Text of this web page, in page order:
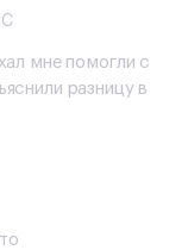
мне помогли с
разницу в